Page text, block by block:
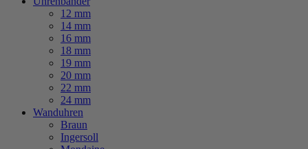
12 mm
14 mm
16 mm
18 mm
19 mm
20 mm
22 mm
24 mm
Wanduhren
Braun
Ingersoll